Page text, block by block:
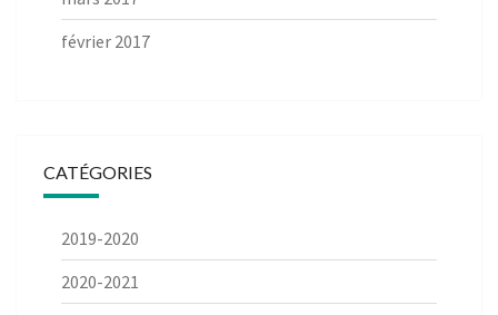
février 2017
CATÉGORIES
2019-2020
2020-2021